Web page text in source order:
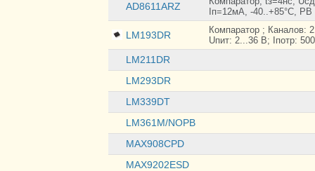
AD8611ARZ
Iп=12мА, -40..+85°С, PB
LM193DR
Компаратор ; Каналов:
Uпит: 2...36 В; Iпотр:
LM211DR
LM293DR
LM339DT
LM361M/NOPB
MAX908CPD
MAX9202ESD